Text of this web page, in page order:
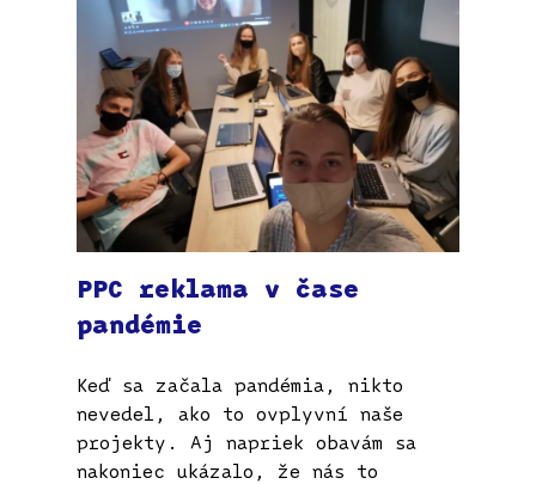
PPC reklama v čase
pandémie
Keď sa začala pandémia, nikto
nevedel, ako to ovplyvní naše
projekty. Aj napriek obavám sa
nakoniec ukázalo, že nás to